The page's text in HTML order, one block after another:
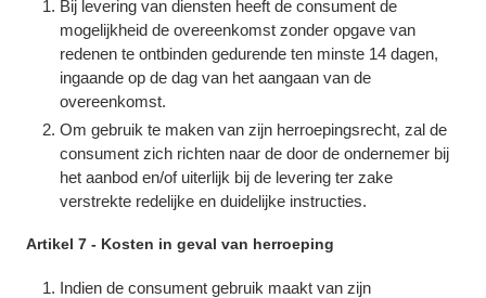
Bij levering van diensten heeft de consument de
mogelijkheid de overeenkomst zonder opgave van
redenen te ontbinden gedurende ten minste 14 dagen,
ingaande op de dag van het aangaan van de
overeenkomst.
Om gebruik te maken van zijn herroepingsrecht, zal de
consument zich richten naar de door de ondernemer bij
het aanbod en/of uiterlijk bij de levering ter zake
verstrekte redelijke en duidelijke instructies.
Artikel 7 - Kosten in geval van herroeping
Indien de consument gebruik maakt van zijn